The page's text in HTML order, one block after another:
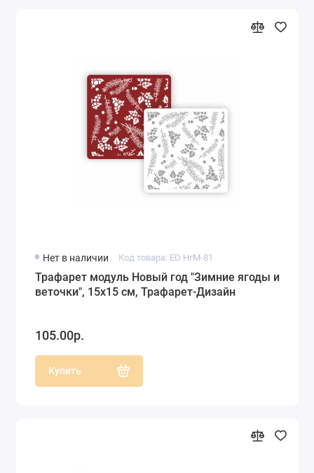
Нет в наличии Код товара: ED НгМ-81
Трафарет модуль Новый год "Зимние ягоды и
веточки", 15х15 см, Трафарет-Дизайн
105.00р.
Купить